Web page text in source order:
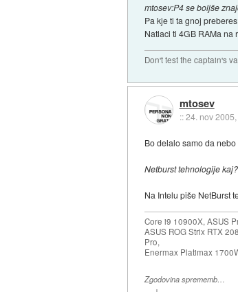
mtosev:P4 se boljše
Pa kje ti ta gnoj
Natlaci ti 4GB RAMa na
Don't test the captain's
mtosev
::24. nov
Bo delalo samo da
Netburst tehnologije kaj?
Na Intelu piše NetBurst
Core i9 10900X, ASUS
ASUS ROG Strix RTX
Pro,
Enermax Platimax
Zgodovina sprememb…